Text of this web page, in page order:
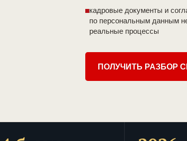
кадровые документы и
по персональным данным
реальные процессы
ПОЛУЧИТЬ РАЗБОР